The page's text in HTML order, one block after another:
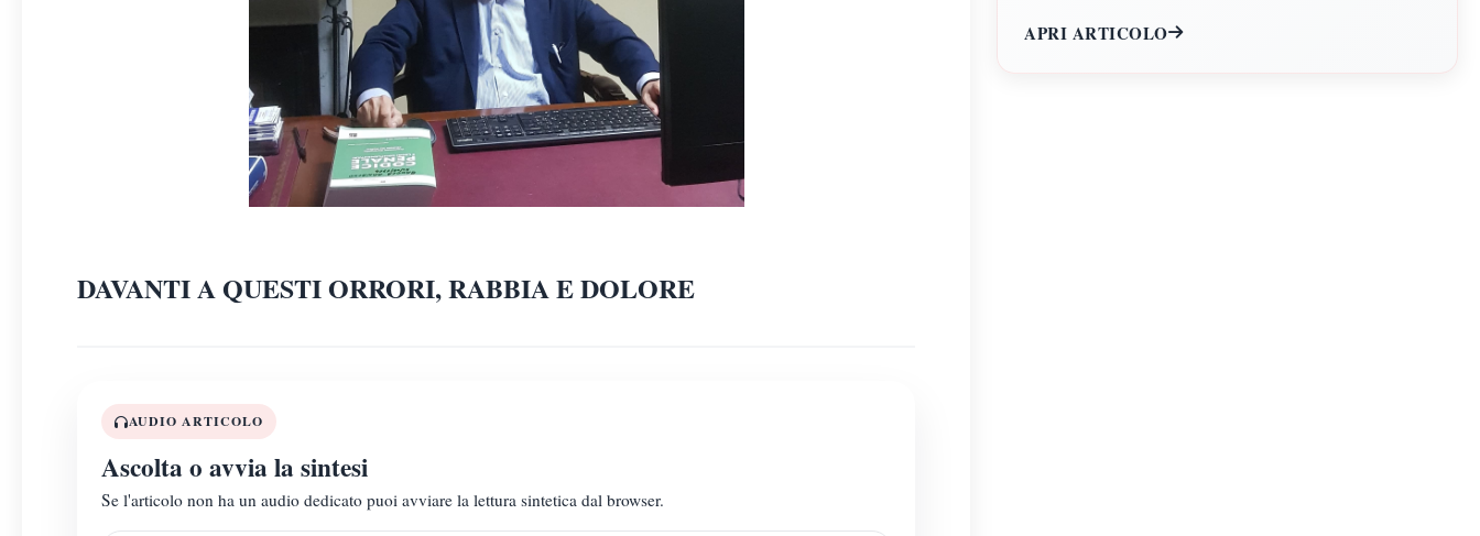
DAVANTI A QUESTI ORRORI, RABBIA E DOLORE
AUDIO ARTICOLO
Ascolta o avvia la sintesi
Se l'articolo non ha un audio dedicato puoi avviare la lettura sintetica dal browser.
Umane, Filosofia e Pedagogia.
APRI ARTICOLO